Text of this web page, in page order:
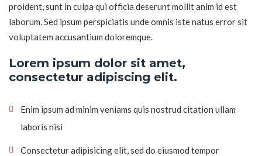
proident, sunt in culpa qui officia deserunt mollit anim id est
laborum. Sed ipsum perspiciatis unde omnis iste natus error sit
voluptatem accusantium doloremque.
Lorem ipsum dolor sit amet,
consectetur adipiscing elit.
Enim ipsum ad minim veniams quis nostrud citation ullam
laboris nisi
Consectetur adipisicing elit, sed do eiusmod tempor